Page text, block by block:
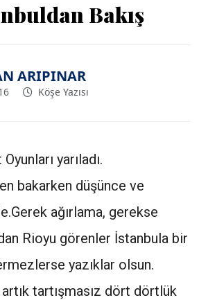
Bakış
ARIPINAR
Köşe Yazısı
yarıladı.
bakarken düşünce ve
ağırlama, gerekse
Rioyu görenler İstanbula bir
yazıklar olsun.
tartışmasız dört dörtlük